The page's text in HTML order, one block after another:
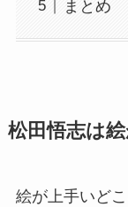
まとめ
松田悟志は
絵が上手いど